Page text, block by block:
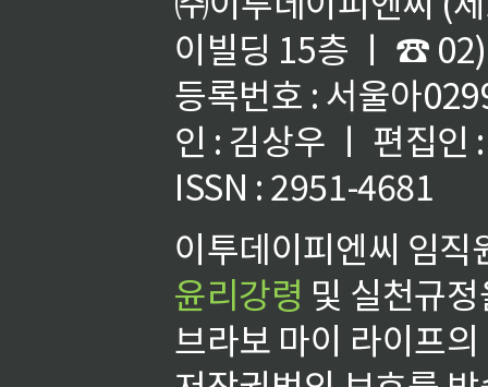
이빌딩 15층 ㅣ ☎
등록번호 : 서울아
인 : 김상우 ㅣ 편집인
ISSN : 2951-4681
이투데이피엔씨 임
윤리강령 및 실천규
브라보 마이 라이프